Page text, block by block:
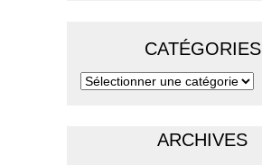
CATÉGORIES
ARCHIVES